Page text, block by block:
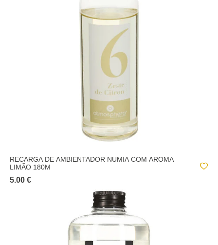
RECARGA DE AMBIENTADOR NUMIA COM AROMA
LIMÃO 180M
5.00 €